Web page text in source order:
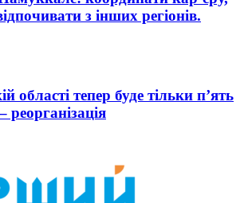
з інших регіонів.
області тепер буде тільки п’ять
реорганізація